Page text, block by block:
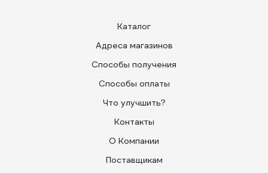
Каталог
Адреса магазинов
Способы получения
Способы оплаты
Что улучшить?
Контакты
О Компании
Поставщикам